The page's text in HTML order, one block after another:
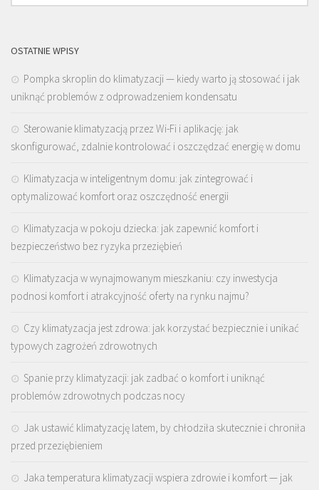
OSTATNIE WPISY
Pompka skroplin do klimatyzacji — kiedy warto ją stosować i jak
uniknąć problemów z odprowadzeniem kondensatu
Sterowanie klimatyzacją przez Wi-Fi i aplikację: jak
skonfigurować, zdalnie kontrolować i oszczędzać energię w domu
Klimatyzacja w inteligentnym domu: jak zintegrować i
optymalizować komfort oraz oszczędność energii
Klimatyzacja w pokoju dziecka: jak zapewnić komfort i
bezpieczeństwo bez ryzyka przeziębień
Klimatyzacja w wynajmowanym mieszkaniu: czy inwestycja
podnosi komfort i atrakcyjność oferty na rynku najmu?
Czy klimatyzacja jest zdrowa: jak korzystać bezpiecznie i unikać
typowych zagrożeń zdrowotnych
Spanie przy klimatyzacji: jak zadbać o komfort i uniknąć
problemów zdrowotnych podczas nocy
Jak ustawić klimatyzację latem, by chłodziła skutecznie i chroniła
przed przeziębieniem
Jaka temperatura klimatyzacji wspiera zdrowie i komfort — jak